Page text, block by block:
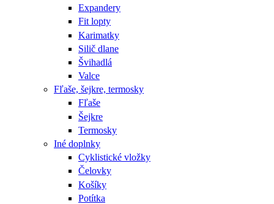
Expandery
Fit lopty
Karimatky
Silič dlane
Švihadlá
Valce
Fľaše, šejkre, termosky
Fľaše
Šejkre
Termosky
Iné doplnky
Cyklistické vložky
Čelovky
Košíky
Potítka